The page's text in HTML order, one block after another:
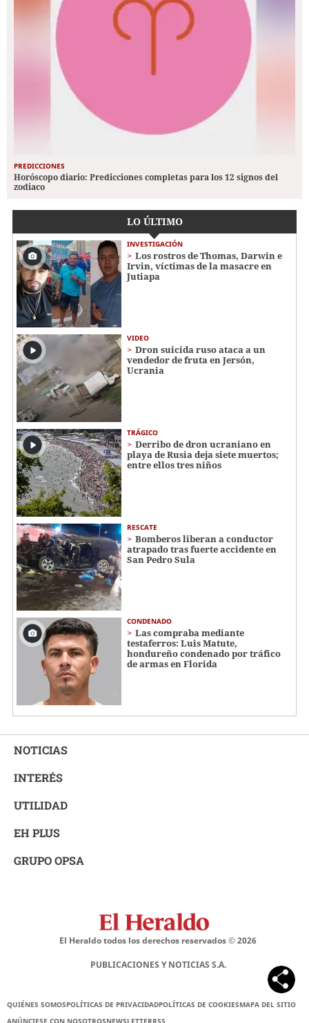
PREDICCIONES
Horóscopo diario: Predicciones completas para los 12 signos del
zodiaco
LO ÚLTIMO
INVESTIGACIÓN
Los rostros de Thomas, Darwin e
Irvin, víctimas de la masacre en
Jutiapa
VIDEO
Dron suicida ruso ataca a un
vendedor de fruta en Jersón,
Ucrania
TRÁGICO
Derribo de dron ucraniano en
playa de Rusia deja siete muertos;
entre ellos tres niños
RESCATE
Bomberos liberan a conductor
atrapado tras fuerte accidente en
San Pedro Sula
CONDENADO
Las compraba mediante
testaferros: Luis Matute,
hondureño condenado por tráfico
de armas en Florida
NOTICIAS
INTERÉS
UTILIDAD
EH PLUS
GRUPO OPSA
El Heraldo todos los derechos reservados ©2026
PUBLICACIONES Y NOTICIAS S.A.
QUIÉNES SOMOSPOLÍTICAS DE PRIVACIDADPOLÍTICAS DE COOKIESMAPA DEL SITIO
ANÚNCIESE CON NOSOTROSNEWSLETTERRSS